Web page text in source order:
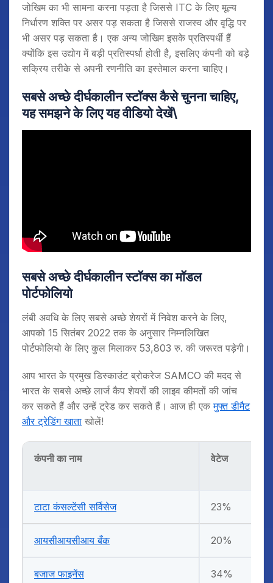
जोखिम का भी सामना करना पड़ता है जिससे ITC के लिए मूल्य
निर्धारण शक्ति पर असर पड़ सकता है जिससे राजस्व और वृद्धि पर
भी असर पड़ सकता है। एक अन्य जोखिम इसके प्रतिस्पर्धी हैं
क्योंकि इस उद्योग में बड़ी प्रतिस्पर्धा होती है, इसलिए कंपनी को बड़े
सक्रिय तरीके से अपनी रणनीति का इस्तेमाल करना चाहिए।
सबसे अच्छे दीर्घकालीन स्टॉक्स कैसे चुनना चाहिए,
यह समझने के लिए यह वीडियो देखें\
सबसे अच्छे दीर्घकालीन स्टॉक्स का मॉडल
पोर्टफोलियो
लंबी अवधि के लिए सबसे अच्छे शेयरों में निवेश करने के लिए,
आपको 15 सितंबर 2022 तक के अनुसार निम्नलिखित
पोर्टफोलियो के लिए कुल मिलाकर 53,803 रु. की जरूरत पड़ेगी।
आप भारत के प्रमुख डिस्काउंट ब्रोकरेज SAMCO की मदद से
भारत के सबसे अच्छे लार्ज कैप शेयरों की लाइव कीमतों की जांच
कर सकते हैं और उन्हें ट्रेड कर सकते हैं। आज ही एकमुफ्त डीमैट
और ट्रेडिंग खाता खोलें!
कंपनी का नाम वेटेज
टाटा कंसल्टेंसी सर्विसेज 23%
आयसीआयसीआय बँक 20%
बजाज फाइनेंस 34%